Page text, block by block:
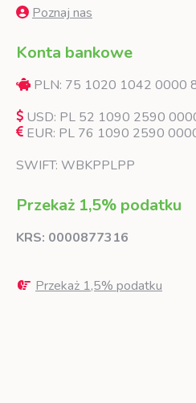
Poznaj nas
Konta bankowe
PLN: 75 1020 1042 0000
USD: PL 52 1090 2590
EUR: PL 76 1090 2590
SWIFT: WBKPPLPP
Przekaż 1,5% podatku
KRS: 0000877316
Przekaż 1,5% podatku